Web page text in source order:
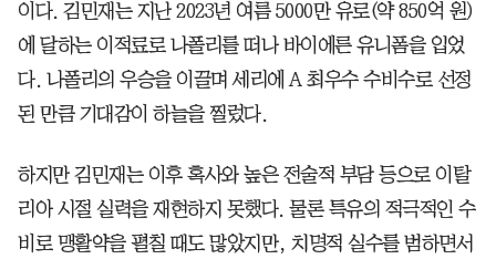
이다. 김민재는 지난 2023년 여름 5000만 유로(약 850억 원)
에 달하는 이적료로 나폴리를 떠나 바이에른 유니폼을 입었
다. 나폴리의 우승을 이끌며 세리에 A 최우수 수비수로 선정
된 만큼 기대감이 하늘을 찔렀다.
하지만 김민재는 이후 혹사와 높은 전술적 부담 등으로 이탈
리아 시절 실력을 재현하지 못했다. 물론 특유의 적극적인 수
비로 맹활약을 펼칠 때도 많았지만, 치명적 실수를 범하면서